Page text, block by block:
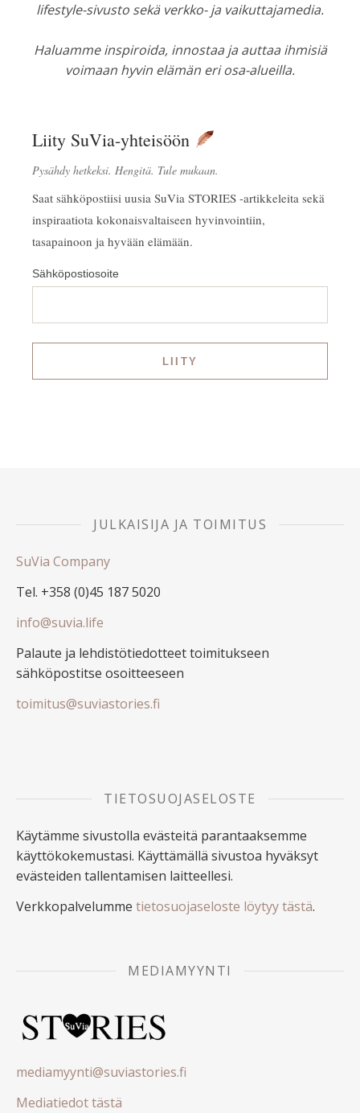
lifestyle-sivusto sekä verkko- ja vaikuttajamedia.
Haluamme inspiroida, innostaa ja auttaa ihmisiä
voimaan hyvin elämän eri osa-alueilla.
Liity SuVia-yhteisöön
Pysähdy hetkeksi. Hengitä. Tule mukaan.
Saat sähköpostiisi uusia SuVia STORIES -artikkeleita sekä
inspiraatiota kokonaisvaltaiseen hyvinvointiin,
tasapainoon ja hyvään elämään.
Sähköpostiosoite
JULKAISIJA JA TOIMITUS
SuVia Company
Tel. +358 (0)45 187 5020
info@suvia.life
Palaute ja lehdistötiedotteet toimitukseen
sähköpostitse osoitteeseen
toimitus@suviastories.fi
TIETOSUOJASELOSTE
Käytämme sivustolla evästeitä parantaaksemme
käyttökokemustasi. Käyttämällä sivustoa hyväksyt
evästeiden tallentamisen laitteellesi.
Verkkopalvelumme tietosuojaseloste löytyy tästä.
MEDIAMYYNTI
mediamyynti@suviastories.fi
Mediatiedot tästä